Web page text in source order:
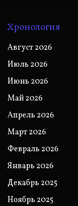
Хронология
Август 2026
Июль 2026
Июнь 2026
Май 2026
Апрель 2026
Март 2026
Февраль 2026
Январь 2026
Декабрь 2025
Ноябрь 2025